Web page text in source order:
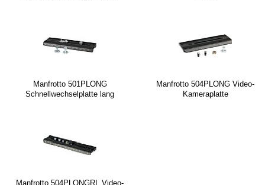
Manfrotto 501PLONG
Schnellwechselplatte lang
Manfrotto 504PLONG Video-
Kameraplatte
Manfrotto 504PLONGRL Video-